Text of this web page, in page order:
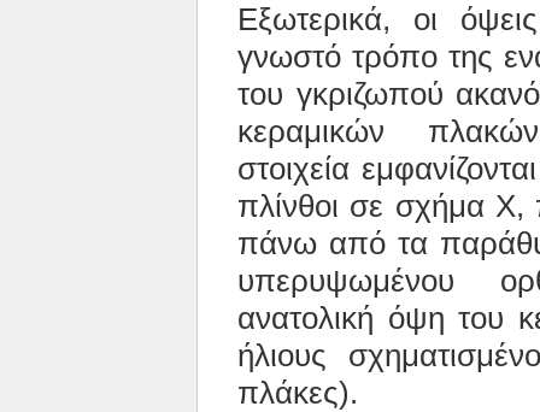
Εξωτερικά, οι
γνωστό τρόπο της
του γκριζωπού
κεραμικών
στοιχεία
πλίνθοι σε σχήμα
πάνω από τα
υπερυψωμένου
ανατολική όψη του
ήλιους
πλάκες).